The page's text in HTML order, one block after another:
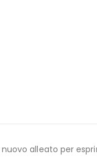
alleato per